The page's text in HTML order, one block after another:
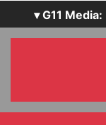
▾ G11 Media: